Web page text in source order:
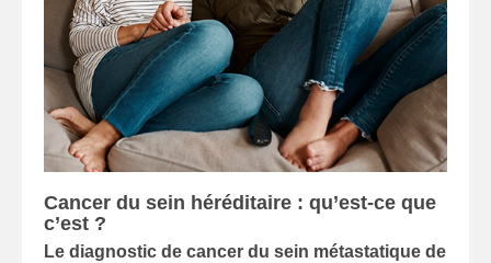
Cancer du sein héréditaire : qu’est-ce que
c’est ?
Le diagnostic de cancer du sein métastatique de